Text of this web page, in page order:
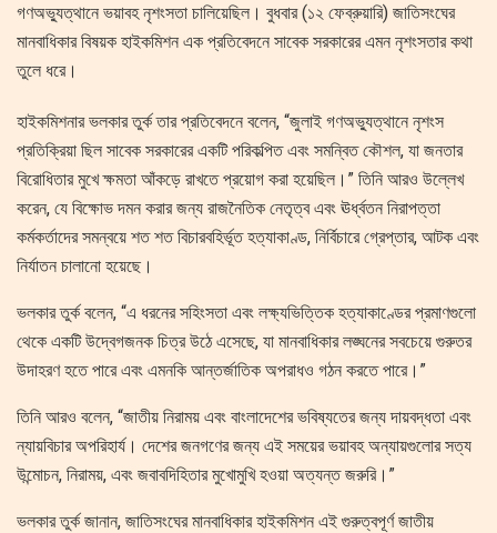
গণঅভ্যুত্থানে ভয়াবহ নৃশংসতা চালিয়েছিল। বুধবার (১২ ফেব্রুয়ারি) জাতিসংঘের
মানবাধিকার বিষয়ক হাইকমিশন এক প্রতিবেদনে সাবেক সরকারের এমন নৃশংসতার কথা
তুলে ধরে।
হাইকমিশনার ভলকার তুর্ক তার প্রতিবেদনে বলেন, “জুলাই গণঅভ্যুত্থানে নৃশংস
প্রতিক্রিয়া ছিল সাবেক সরকারের একটি পরিকল্পিত এবং সমন্বিত কৌশল, যা জনতার
বিরোধিতার মুখে ক্ষমতা আঁকড়ে রাখতে প্রয়োগ করা হয়েছিল।” তিনি আরও উল্লেখ
করেন, যে বিক্ষোভ দমন করার জন্য রাজনৈতিক নেতৃত্ব এবং ঊর্ধ্বতন নিরাপত্তা
কর্মকর্তাদের সমন্বয়ে শত শত বিচারবহির্ভূত হত্যাকাণ্ড, নির্বিচারে গ্রেপ্তার, আটক এবং
নির্যাতন চালানো হয়েছে।
ভলকার তুর্ক বলেন, “এ ধরনের সহিংসতা এবং লক্ষ্যভিত্তিক হত্যাকাণ্ডের প্রমাণগুলো
থেকে একটি উদ্বেগজনক চিত্র উঠে এসেছে, যা মানবাধিকার লঙ্ঘনের সবচেয়ে গুরুতর
উদাহরণ হতে পারে এবং এমনকি আন্তর্জাতিক অপরাধও গঠন করতে পারে।”
তিনি আরও বলেন, “জাতীয় নিরাময় এবং বাংলাদেশের ভবিষ্যতের জন্য দায়বদ্ধতা এবং
ন্যায়বিচার অপরিহার্য। দেশের জনগণের জন্য এই সময়ের ভয়াবহ অন্যায়গুলোর সত্য
উন্মোচন, নিরাময়, এবং জবাবদিহিতার মুখোমুখি হওয়া অত্যন্ত জরুরি।”
ভলকার তুর্ক জানান, জাতিসংঘের মানবাধিকার হাইকমিশন এই গুরুত্বপূর্ণ জাতীয়